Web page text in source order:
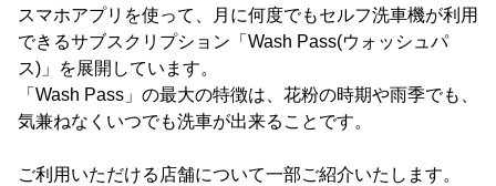
スマホアプリを使って、月に何度でもセルフ洗車機が利用
できるサブスクリプション「Wash Pass(ウォッシュパ
ス)」を展開しています。
「Wash Pass」の最大の特徴は、花粉の時期や雨季でも、
気兼ねなくいつでも洗車が出来ることです。
ご利用いただける店舗について一部ご紹介いたします。